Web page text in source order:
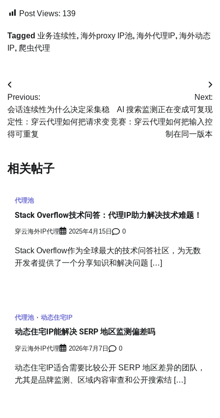
Post Views: 139
Tagged 业务连续性, 海外proxy IP池, 海外代理IP, 海外动态
IP, 爬虫代理
文
章
导
Previous:
会话连续性为什么决定采集稳
定性：穿云代理如何把请求变
得可重复
Next:
AI 搜索监测正在变成可复现
竞赛：穿云代理如何把输入控
制在同一版本
相关帖子
代理池
Stack Overflow技术问答：代理IP助力解决技术难题！
穿云海外IP代理 2025年4月15日 0
Stack Overflow作为全球最大的技术问答社区，为无数
开发者提供了一个分享知识和解决问题 […]
代理池 动态住宅IP
动态住宅IP能解决 SERP 地区监测偏差吗
穿云海外IP代理 2026年7月7日 0
动态住宅IP适合需要比较公开 SERP 地区差异的团队，
尤其是品牌监测、区域内容审查和公开搜索结 […]